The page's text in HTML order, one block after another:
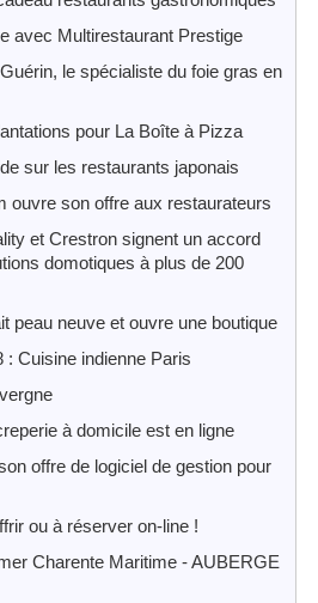
avec Multirestaurant Prestige
le spécialiste du foie gras en
pour La Boîte à Pizza
sur les restaurants japonais
ouvre son offre aux restaurateurs
et Crestron signent un accord
domotiques à plus de 200
peau neuve et ouvre une boutique
: Cuisine indienne Paris
à domicile est en ligne
offre de logiciel de gestion pour
ou à réserver on-line !
Charente Maritime - AUBERGE